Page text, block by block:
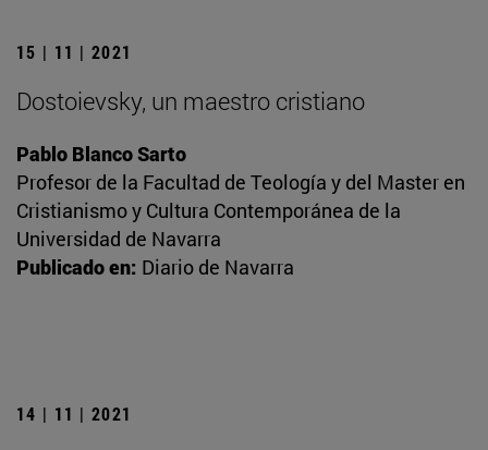
15 | 11 | 2021
Dostoievsky, un maestro cristiano
Pablo Blanco Sarto
Profesor de la Facultad de Teología y del Master en
Cristianismo y Cultura Contemporánea de la
Universidad de Navarra
Publicado en: Diario de Navarra
14 | 11 | 2021